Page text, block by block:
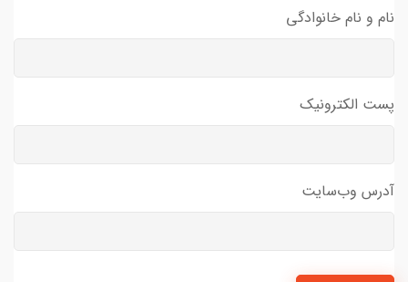
نام و نام خانوادگی
پست الکترونیک
آدرس وب‌سایت